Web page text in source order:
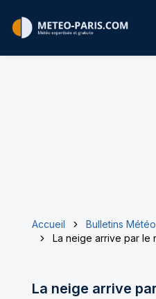
Accueil
Bulletins Météo
La neige arrive par le
La neige arrive